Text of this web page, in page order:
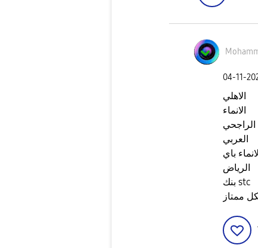
‎04-11-
الاهلي
الانماء
الراجحي
العربي
الانماء باي
الرياض
بنك stc
ممتاز